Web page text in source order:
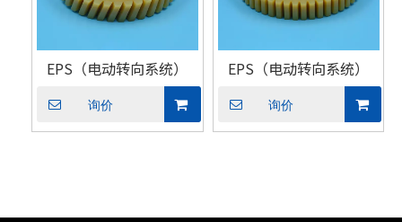
EPS（电动转向系统）
询价
EPS（电动转向系统）
询价